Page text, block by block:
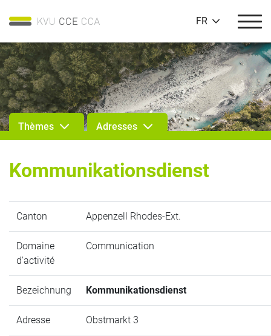
FR
Thèmes Adresses
Kommunikationsdienst
Canton Appenzell Rhodes-Ext.
Domaine
d'activité
Communication
Bezeichnung Kommunikationsdienst
Adresse Obstmarkt 3